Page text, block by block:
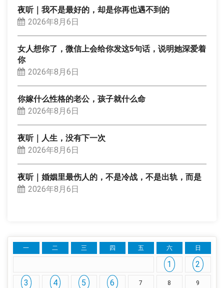
夜听｜我不是最好的，却是你再也遇不到的
2026年8月6日
女人想你了，微信上会给你发这5句话，说明她深爱着
你
2026年8月6日
你嫁什么性格的老公，孩子就什么命
2026年8月6日
夜听｜人生，没有下一次
2026年8月6日
夜听｜婚姻里最伤人的，不是冷战，不是出轨，而是
2026年8月6日
一 二 三 四 五 六 日
1
2
3
4 5 6 7 8 9